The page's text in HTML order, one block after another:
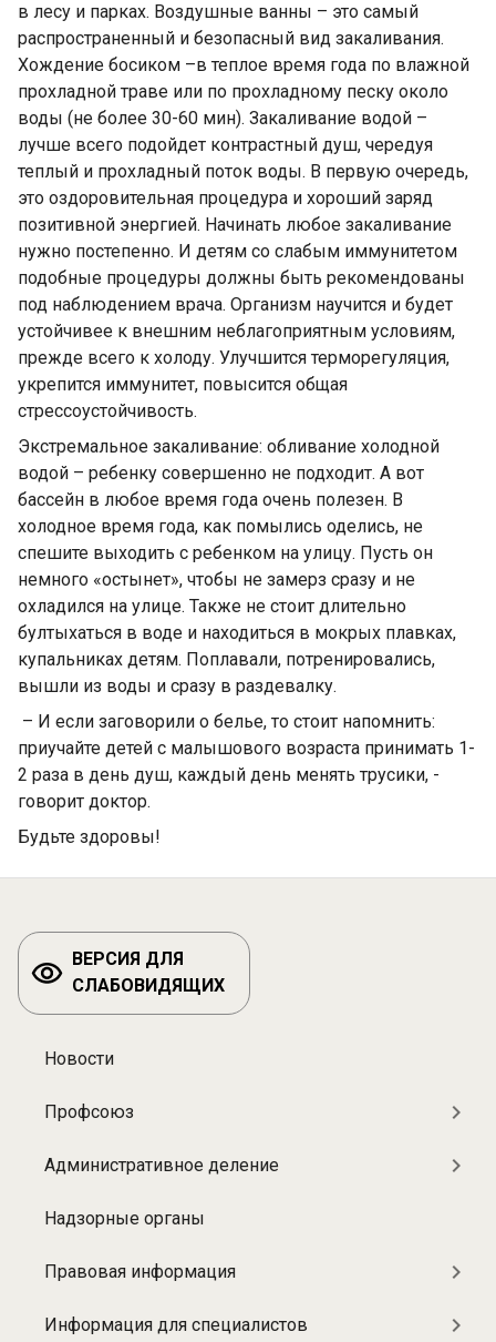
в лесу и парках. Воздушные ванны – это самый
распространенный и безопасный вид закаливания.
Хождение босиком –в теплое время года по влажной
прохладной траве или по прохладному песку около
воды (не более 30-60 мин). Закаливание водой –
лучше всего подойдет контрастный душ, чередуя
теплый и прохладный поток воды. В первую очередь,
это оздоровительная процедура и хороший заряд
позитивной энергией. Начинать любое закаливание
нужно постепенно. И детям со слабым иммунитетом
подобные процедуры должны быть рекомендованы
под наблюдением врача. Организм научится и будет
устойчивее к внешним неблагоприятным условиям,
прежде всего к холоду. Улучшится терморегуляция,
укрепится иммунитет, повысится общая
стрессоустойчивость.
Экстремальное закаливание: обливание холодной
водой – ребенку совершенно не подходит. А вот
бассейн в любое время года очень полезен. В
холодное время года, как помылись оделись, не
спешите выходить с ребенком на улицу. Пусть он
немного «остынет», чтобы не замерз сразу и не
охладился на улице. Также не стоит длительно
бултыхаться в воде и находиться в мокрых плавках,
купальниках детям. Поплавали, потренировались,
вышли из воды и сразу в раздевалку.
– И если заговорили о белье, то стоит напомнить:
приучайте детей с малышового возраста принимать 1-
2 раза в день душ, каждый день менять трусики, -
говорит доктор.
Будьте здоровы!
ВЕРСИЯ ДЛЯ
СЛАБОВИДЯЩИХ
Разделы:
Новости
Профсоюз
Административное деление
Надзорные органы
Правовая информация
Информация для специалистов